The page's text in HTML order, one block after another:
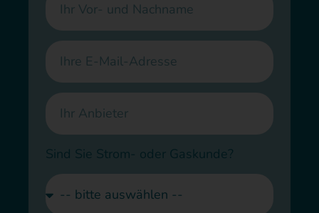
Sind Sie Strom- oder Gaskunde?